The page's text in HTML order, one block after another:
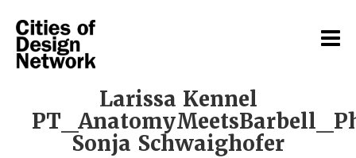
Larissa Kennel
Sonja Schwaighofer